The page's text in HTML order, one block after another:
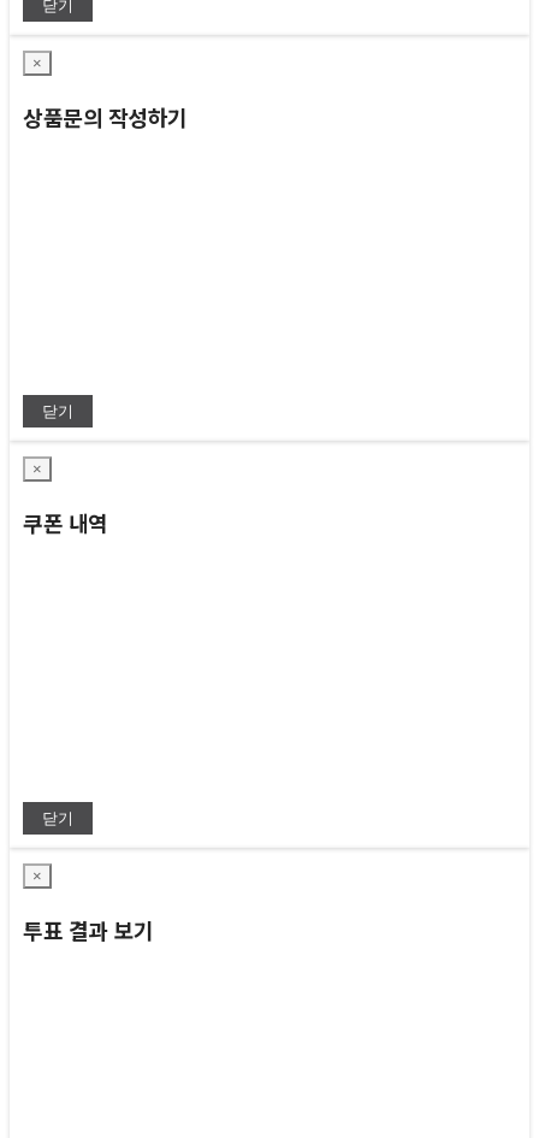
닫기
×
상품문의 작성하기
닫기
×
쿠폰 내역
닫기
×
투표 결과 보기